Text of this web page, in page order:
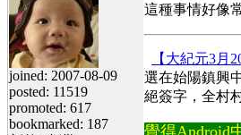
joined: 2007-08-09
posted: 11519
promoted: 617
bookmarked: 187
這種事情好像
【大紀元3月
選在始陽鎮興
絕簽字，全村
覺得Android